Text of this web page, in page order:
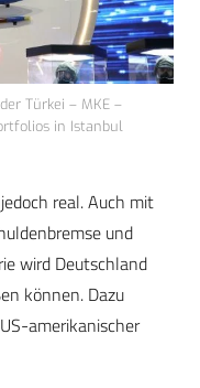
Türkei – MKE –
in Istanbul
real. Auch mit
und
wird Deutschland
können. Dazu
amerikanischer